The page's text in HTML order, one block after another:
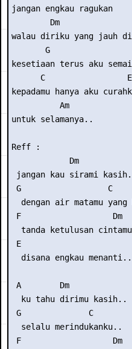
jangan engkau ragukan
        Dm
walau diriku yang jauh di
       G
kesetiaan terus aku
      C                 E
kepadamu hanya aku
          Am
untuk selamanya..
Reff :
            Dm
jangan kau sirami
G                  C
dengan air matamu yang
F                   Dm
tanda ketulusan
E
  disana engkau menanti..
A        Dm
  ku tahu dirimu kasih..
G              C
  selalu merindukanku..
F                   Dm